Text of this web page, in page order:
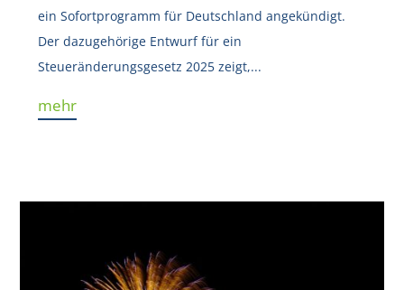
ein Sofortprogramm für Deutschland angekündigt.
Der dazugehörige Entwurf für ein
Steueränderungsgesetz 2025 zeigt,...
mehr